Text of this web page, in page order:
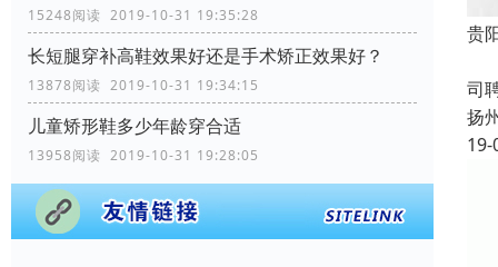
15248阅读 2019-10-31 19:35:28
长短腿穿补高鞋效果好还是手术矫正效果好？
13878阅读 2019-10-31 19:34:15
儿童矫形鞋多少年龄穿合适
13958阅读 2019-10-31 19:28:05
贵
司
扬
19-